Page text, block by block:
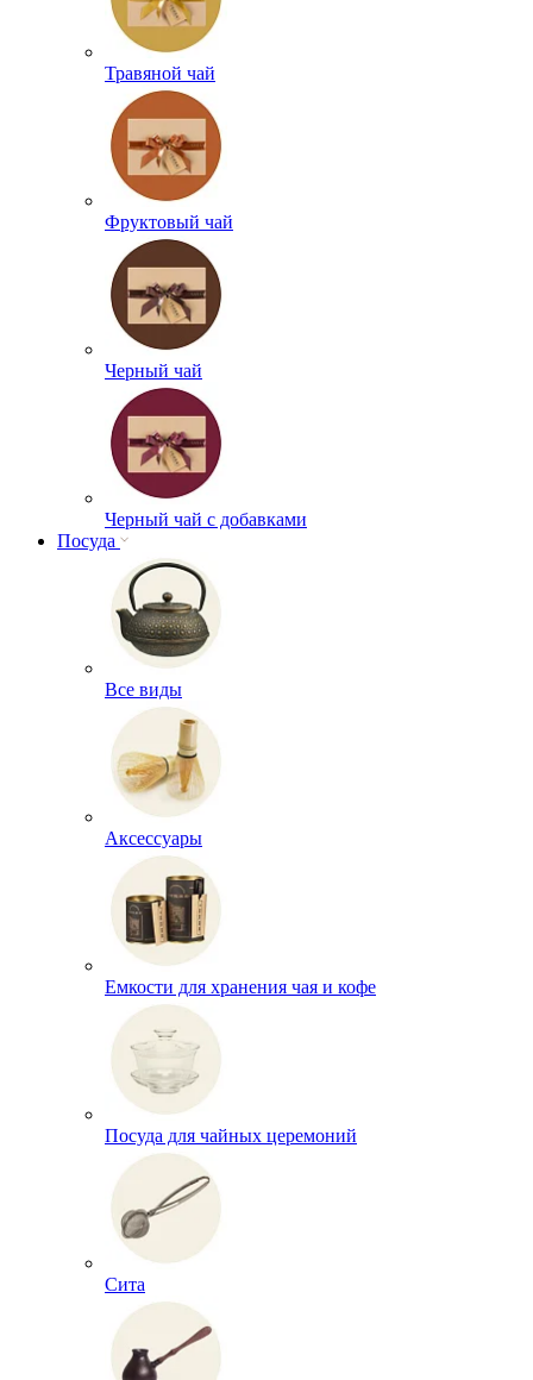
Травяной чай
Фруктовый чай
Черный чай
Черный чай с добавками
Посуда
Все виды
Аксессуары
Емкости для хранения чая и кофе
Посуда для чайных церемоний
Сита